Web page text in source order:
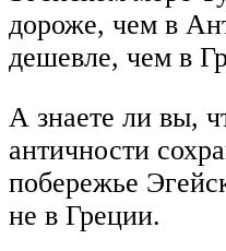
дороже, чем в
дешевле, чем в
А знаете ли вы,
античности
побережье
не в Греции.